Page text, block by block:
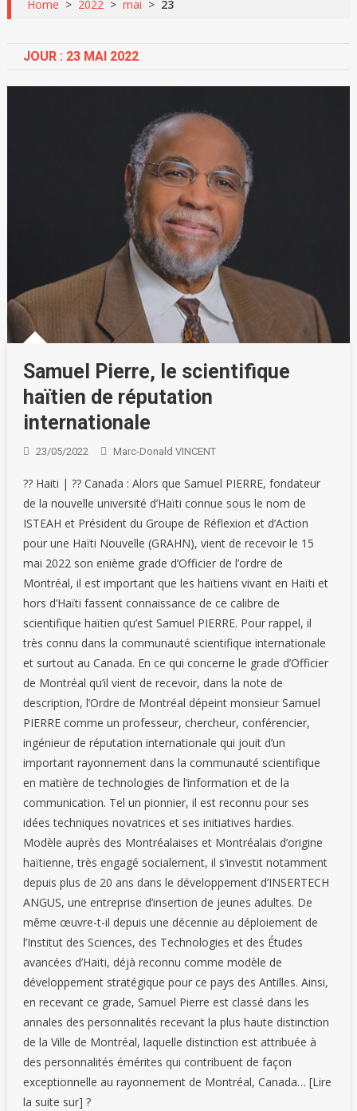
Home > 2022 > mai > 23
JOUR : 23 MAI 2022
Samuel Pierre, le scientifique
haïtien de réputation
internationale
23/05/2022 Marc-Donald VINCENT
?? Haiti | ?? Canada : Alors que Samuel PIERRE, fondateur
de la nouvelle université d’Haïti connue sous le nom de
ISTEAH et Président du Groupe de Réflexion et d’Action
pour une Haïti Nouvelle (GRAHN), vient de recevoir le 15
mai 2022 son enième grade d’Officier de l’ordre de
Montréal, il est important que les haïtiens vivant en Haïti et
hors d’Haïti fassent connaissance de ce calibre de
scientifique haïtien qu’est Samuel PIERRE. Pour rappel, il
très connu dans la communauté scientifique internationale
et surtout au Canada. En ce qui concerne le grade d’Officier
de Montréal qu’il vient de recevoir, dans la note de
description, l’Ordre de Montréal dépeint monsieur Samuel
PIERRE comme un professeur, chercheur, conférencier,
ingénieur de réputation internationale qui jouit d’un
important rayonnement dans la communauté scientifique
en matière de technologies de l’information et de la
communication. Tel un pionnier, il est reconnu pour ses
idées techniques novatrices et ses initiatives hardies.
Modèle auprès des Montréalaises et Montréalais d’origine
haïtienne, très engagé socialement, il s’investit notamment
depuis plus de 20 ans dans le développement d’INSERTECH
ANGUS, une entreprise d’insertion de jeunes adultes. De
même œuvre-t-il depuis une décennie au déploiement de
l’Institut des Sciences, des Technologies et des Études
avancées d’Haïti, déjà reconnu comme modèle de
développement stratégique pour ce pays des Antilles. Ainsi,
en recevant ce grade, Samuel Pierre est classé dans les
annales des personnalités recevant la plus haute distinction
de la Ville de Montréal, laquelle distinction est attribuée à
des personnalités émérites qui contribuent de façon
exceptionnelle au rayonnement de Montréal, Canada… [Lire
la suite sur] ?